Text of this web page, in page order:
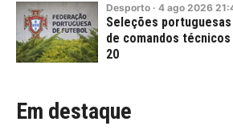
Desporto · 4 ago 2026
Seleções
de comandos
20
Em destaque